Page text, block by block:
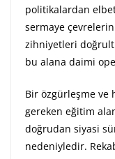
politikalardan
sermaye
zihniyetleri
bu alana daimi
Bir özgürleşme ve
gereken eğitim
doğrudan siyasi
nedeniyledir.